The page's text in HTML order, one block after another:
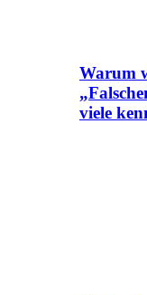
Warum
viele